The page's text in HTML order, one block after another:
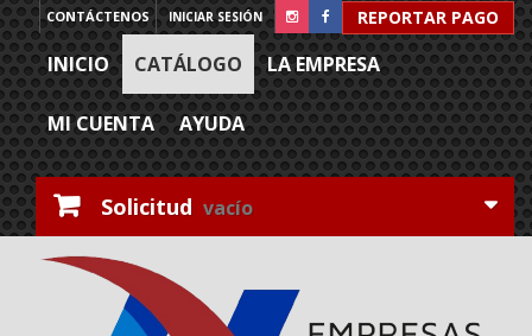
REPORTAR PAGO
INICIAR SESIÓN
CONTÁCTENOS
INICIO CATÁLOGO LA EMPRESA
MI CUENTA AYUDA
Solicitud vacío